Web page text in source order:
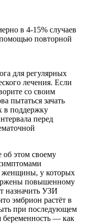
в 4-15% случаев
повторной
для регулярных
лечения. Если
со своим
пытаться зачать
в поддержку
перед
об этом своему
женщины, у которых
повышенному
назначить УЗИ
эмбрион растёт в
при последующем
беременность — как